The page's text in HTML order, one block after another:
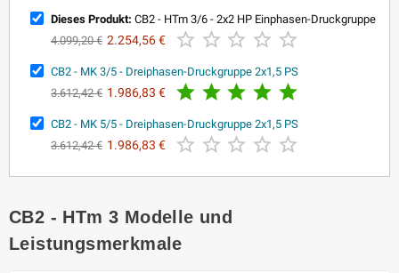
Dieses Produkt: CB2 - HTm 3/6 - 2x2 HP Einphasen-Druckgruppe
4.099,20 € 2.254,56 €     
CB2 - MK 3/5 - Dreiphasen-Druckgruppe 2x1,5 PS
3.612,42 € 1.986,83 €     
CB2 - MK 5/5 - Dreiphasen-Druckgruppe 2x1,5 PS
3.612,42 € 1.986,83 €     
CB2 - HTm 3 Modelle und
Leistungsmerkmale